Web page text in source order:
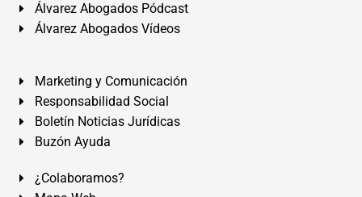
Álvarez Abogados Pódcast
Álvarez Abogados Vídeos
Marketing y Comunicación
Responsabilidad Social
Boletín Noticias Jurídicas
Buzón Ayuda
¿Colaboramos?